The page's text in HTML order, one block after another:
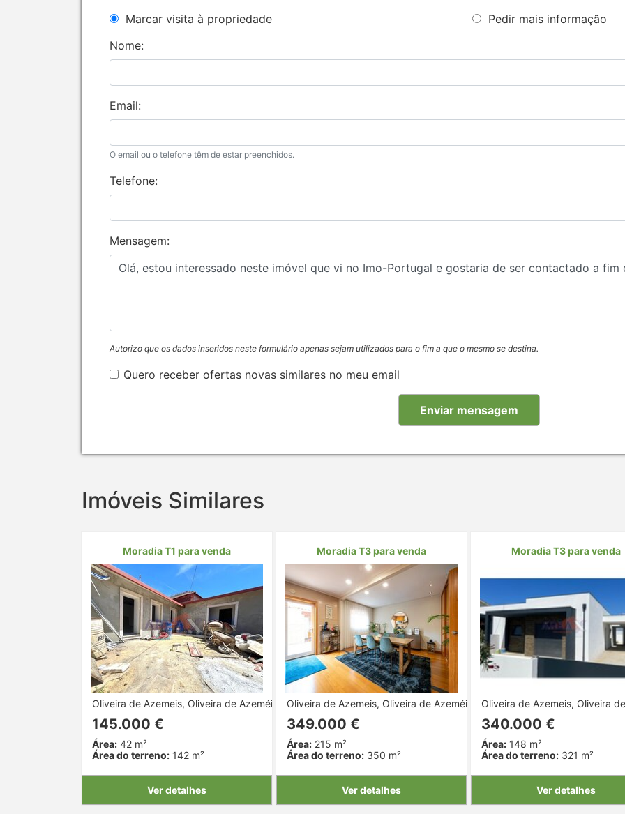
Marcar visita à propriedade
Pedir mais informação
Nome:
Email:
O email ou o telefone têm de estar preenchidos.
Telefone:
Mensagem:
Autorizo que os dados inseridos neste formulário apenas sejam utilizados para o fim a que o mesmo se destina.
Quero receber ofertas novas similares no meu email
Imóveis Similares
Moradia T1 para venda
Oliveira de Azemeis, Oliveira de Azeméis, Aveiro
145.000 €
Área: 42 m²
Área do terreno: 142 m²
Ver detalhes
Moradia T3 para venda
Oliveira de Azemeis, Oliveira de Azeméis, Aveiro
349.000 €
Área: 215 m²
Área do terreno: 350 m²
Ver detalhes
Moradia T3 para venda
Oliveira de Azemeis, Oliveira
340.000 €
Área: 148 m²
Área do terreno: 321 m²
Ver detalhes